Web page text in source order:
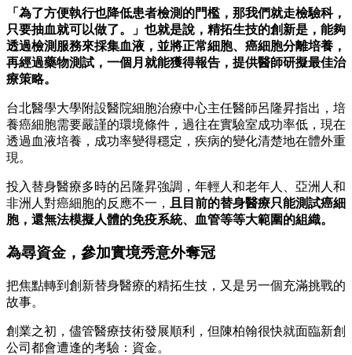
「為了方便執行也降低患者檢測的門檻，那我們就走檢驗科，
只要抽血就可以做了。」也就是說，精拓生技的創新是，能夠
透過檢測服務來採集血液，並將正常細胞、癌細胞分離培養，
再經過藥物測試，一個月就能獲得報告，提供醫師研擬最佳治
療策略。
台北醫學大學附設醫院細胞治療中心主任醫師呂隆昇指出，培
養癌細胞需要嚴謹的環境條件，過往在實驗室成功率低，現在
透過血液培養，成功率變得穩定，疾病的變化清楚地在體外重
現。
投入替身醫療多時的呂隆昇強調，年輕人和老年人、亞洲人和
非洲人對癌細胞的反應不一，
且目前的替身醫療只能測試癌細
胞，還無法模擬人體的免疫系統、血管等等大範圍的組織。
為尋資金，參加實境秀意外奪冠
把焦點轉到創新替身醫療的精拓生技，又是另一個充滿挑戰的
故事。
創業之初，儘管醫療技術發展順利，但陳柏翰很快就面臨新創
公司都會遭逢的考驗：資金。